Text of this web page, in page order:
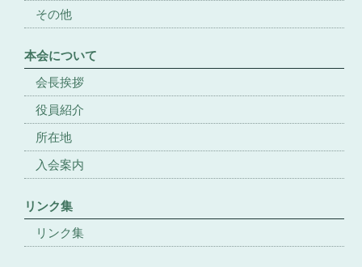
その他
本会について
会長挨拶
役員紹介
所在地
入会案内
リンク集
リンク集